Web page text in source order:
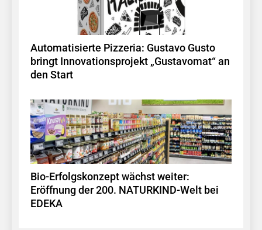
Automatisierte Pizzeria: Gustavo Gusto
bringt Innovationsprojekt „Gustavomat“ an
den Start
Bio-Erfolgskonzept wächst weiter:
Eröffnung der 200. NATURKIND-Welt bei
EDEKA